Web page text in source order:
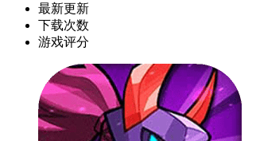
最新更新
下载次数
游戏评分